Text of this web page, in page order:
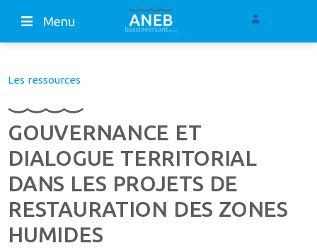
Menu
Les ressources
GOUVERNANCE ET
DIALOGUE TERRITORIAL
DANS LES PROJETS DE
RESTAURATION DES ZONES
HUMIDES